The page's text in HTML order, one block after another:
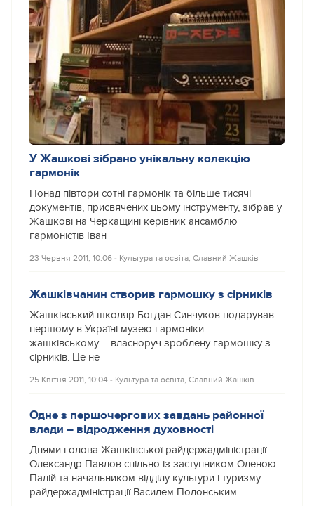
У Жашкові зібрано унікальну колекцію
гармонік
Понад півтори сотні гармонік та більше тисячі
документів, присвячених цьому інструменту, зібрав у
Жашкові на Черкащині керівник ансамблю
гармоністів Іван
23 Червня 2011, 10:06 ‐ Культура та освіта, Славний Жашків
Жашківчанин створив гармошку з сірників
Жашківський школяр Богдан Синчуков подарував
першому в Україні музею гармоніки —
жашківському – власноруч зроблену гармошку з
сірників. Це не
25 Квітня 2011, 10:04 ‐ Культура та освіта, Славний Жашків
Одне з першочергових завдань районної
влади – відродження духовності
Днями голова Жашківської райдержадміністрації
Олександр Павлов спільно із заступником Оленою
Палій та начальником відділу культури і туризму
райдержадміністрації Василем Полонським